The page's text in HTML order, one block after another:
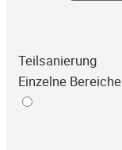
Teilsanierung
Einzelne Bereiche